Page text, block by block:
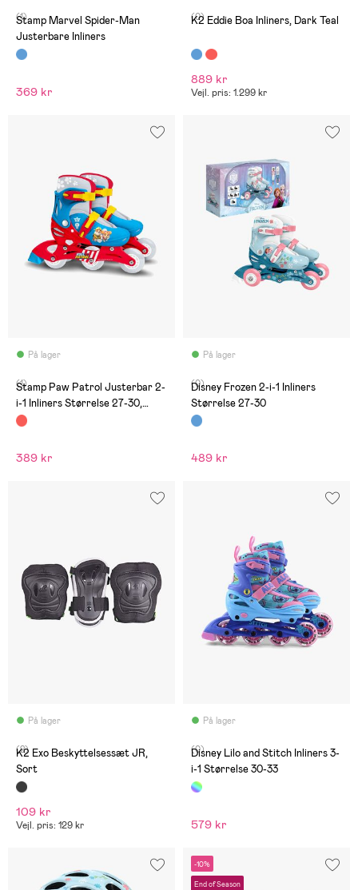
(1)
Stamp Marvel Spider-Man
Justerbare Inliners
369 kr
(0)
K2 Eddie Boa Inliners, Dark Teal
889 kr
Vejl. pris: 1.299 kr
På lager
(1)
Stamp Paw Patrol Justerbar 2-
i-1 Inliners Størrelse 27-30,
Blå/Rød
389 kr
På lager
(0)
Disney Frozen 2-i-1 Inliners
Størrelse 27-30
489 kr
På lager
(2)
K2 Exo Beskyttelsessæt JR,
Sort
109 kr
Vejl. pris: 129 kr
På lager
(0)
Disney Lilo and Stitch Inliners 3-
i-1 Størrelse 30-33
579 kr
-10%
End of Season